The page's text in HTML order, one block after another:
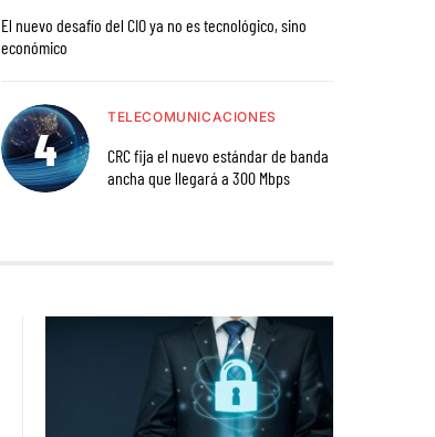
El nuevo desafío del CIO ya no es tecnológico, sino
económico
TELECOMUNICACIONES
CRC fija el nuevo estándar de banda
ancha que llegará a 300 Mbps